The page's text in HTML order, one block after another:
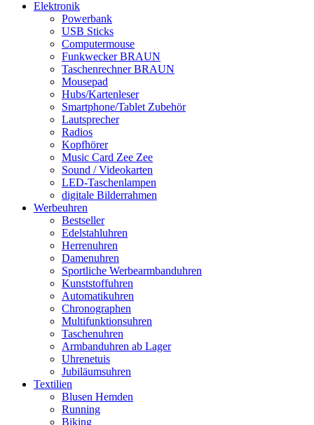
Elektronik
Powerbank
USB Sticks
Computermouse
Funkwecker BRAUN
Taschenrechner BRAUN
Mousepad
Hubs/Kartenleser
Smartphone/Tablet Zubehör
Lautsprecher
Radios
Kopfhörer
Music Card Zee Zee
Sound / Videokarten
LED-Taschenlampen
digitale Bilderrahmen
Werbeuhren
Bestseller
Edelstahluhren
Herrenuhren
Damenuhren
Sportliche Werbearmbanduhren
Kunststoffuhren
Automatikuhren
Chronographen
Multifunktionsuhren
Taschenuhren
Armbanduhren ab Lager
Uhrenetuis
Jubiläumsuhren
Textilien
Blusen Hemden
Running
Biking